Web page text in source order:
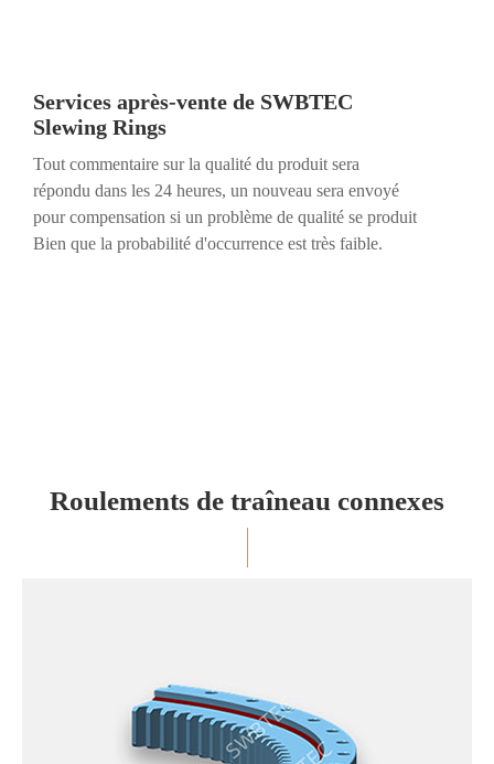
Services après-vente de SWBTEC
Slewing Rings
Tout commentaire sur la qualité du produit sera
répondu dans les 24 heures, un nouveau sera envoyé
pour compensation si un problème de qualité se produit
Bien que la probabilité d'occurrence est très faible.
Roulements de traîneau connexes